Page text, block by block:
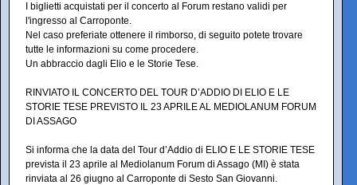
I biglietti acquistati per il concerto al Forum restano validi per
l'ingresso al Carroponte.
Nel caso preferiate ottenere il rimborso, di seguito potete trovare
tutte le informazioni su come procedere.
Un abbraccio dagli Elio e le Storie Tese.
RINVIATO IL CONCERTO DEL TOUR D’ADDIO DI ELIO E LE
STORIE TESE PREVISTO IL 23 APRILE AL MEDIOLANUM FORUM
DI ASSAGO
Si informa che la data del Tour d’Addio di ELIO E LE STORIE TESE
prevista il 23 aprile al Mediolanum Forum di Assago (MI) è stata
rinviata al 26 giugno al Carroponte di Sesto San Giovanni.